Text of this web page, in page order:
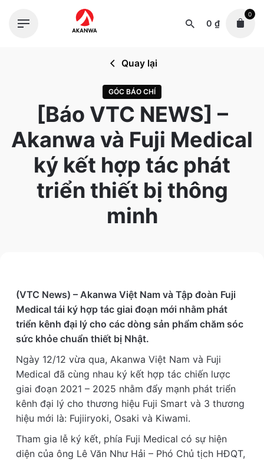
0 ₫
0
Quay lại
GÓC BÁO CHÍ
[Báo VTC NEWS] –
Akanwa và Fuji Medical
ký kết hợp tác phát
triển thiết bị thông
minh
(VTC News) – Akanwa Việt Nam và Tập đoàn Fuji
Medical tái ký hợp tác giai đoạn mới nhằm phát
triển kênh đại lý cho các dòng sản phẩm chăm sóc
sức khỏe chuẩn thiết bị Nhật.
Ngày 12/12 vừa qua, Akanwa Việt Nam và Fuji
Medical đã cùng nhau ký kết hợp tác chiến lược
giai đoạn 2021 – 2025 nhằm đẩy mạnh phát triển
kênh đại lý cho thương hiệu Fuji Smart và 3 thương
hiệu mới là: Fujiiryoki, Osaki và Kiwami.
Tham gia lễ ký kết, phía Fuji Medical có sự hiện
diện của ông Lê Văn Như Hải – Phó Chủ tịch HĐQT,